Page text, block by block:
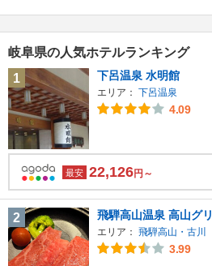
岐阜県の人気ホテルランキング
1
下呂温泉 水明館
エリア： 下呂温泉
4.09
最安 22,126円～
2 飛騨高山温泉 高山グ
エリア： 飛騨高山・古川
3.99